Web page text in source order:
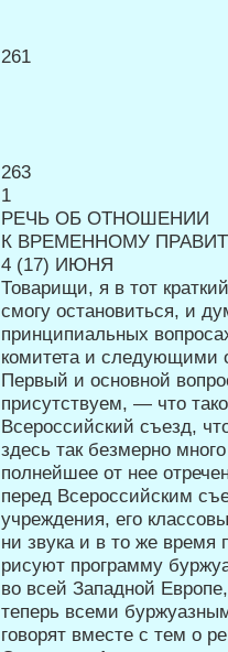
261
263
1
РЕЧЬ ОБ ОТНОШЕНИИ
К ВРЕМЕННОМУ
4 (17) ИЮНЯ
Товарищи, я в тот
смогу остановиться, и
принципиальных
комитета и следующими
Первый и основной
присут­ствуем, — что
Всероссийский съезд,
здесь так безмерно
полнейшее от нее
перед Всероссийским
учреждения, его
ни звука и в то же время
ри­суют программу
во всей За­падной
теперь всеми
говорят вместе с тем о